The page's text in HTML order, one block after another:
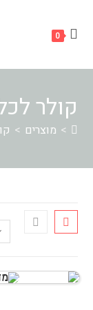
content
0
קולר
> מוצרים >